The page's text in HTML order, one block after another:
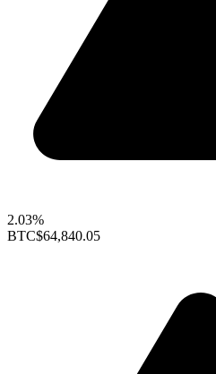
2.03%
BTC$64,840.05